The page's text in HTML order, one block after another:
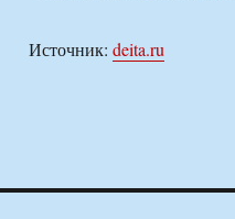
Источник: deita.ru